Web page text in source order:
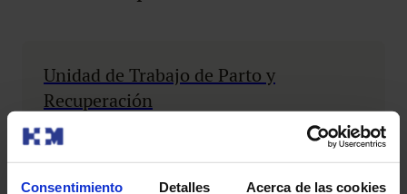
Consentimiento Detalles Acerca de las cookies
Unidad de Trabajo de Parto y
Recuperación